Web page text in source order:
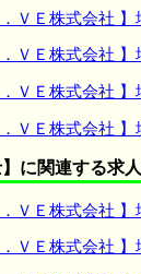
ＶＥ株式会社
ＶＥ株式会社
ＶＥ株式会社
ＶＥ株式会社
に関連する求
ＶＥ株式会社
ＶＥ株式会社